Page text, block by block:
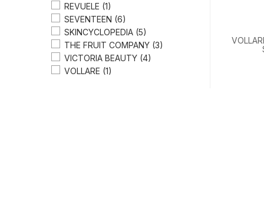
REVUELE (1)
SEVENTEEN (6)
SKINCYCLOPEDIA (5)
THE FRUIT COMPANY (3)
VICTORIA BEAUTY (4)
VOLLARE (1)